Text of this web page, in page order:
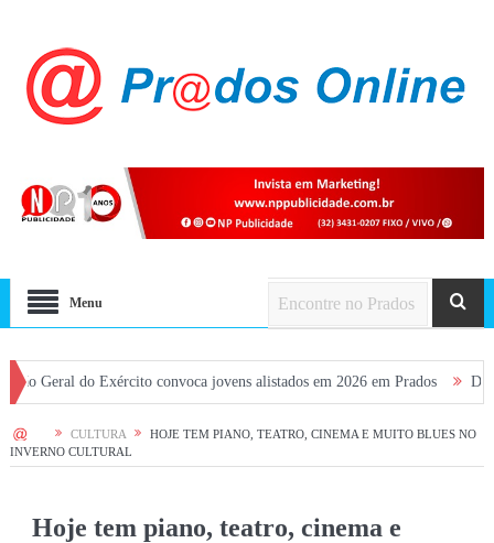
Menu
do Exército convoca jovens alistados em 2026 em Prados Dia dos Pais
HOME CULTURA
HOJE TEM PIANO, TEATRO, CINEMA E MUITO BLUES NO
INVERNO CULTURAL
Hoje tem piano, teatro, cinema e